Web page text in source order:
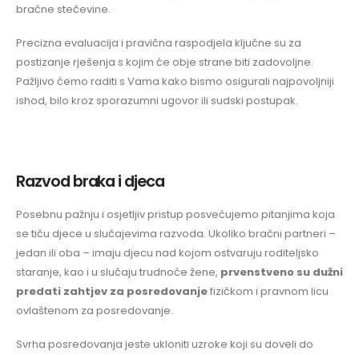
bračne stečevine.
Precizna evaluacija i pravična raspodjela ključne su za
postizanje rješenja s kojim će obje strane biti zadovoljne.
Pažljivo ćemo raditi s Vama kako bismo osigurali najpovoljniji
ishod, bilo kroz sporazumni ugovor ili sudski postupak.
Razvod braka i djeca
Posebnu pažnju i osjetljiv pristup posvećujemo pitanjima koja
se tiču djece u slučajevima razvoda. Ukoliko bračni partneri –
jedan ili oba – imaju djecu nad kojom ostvaruju roditeljsko
staranje, kao i u slučaju trudnoće žene, prvenstveno su dužni
predati zahtjev za posredovanjefizičkom i pravnom licu
ovlaštenom za posredovanje.
Svrha posredovanja jeste ukloniti uzroke koji su doveli do